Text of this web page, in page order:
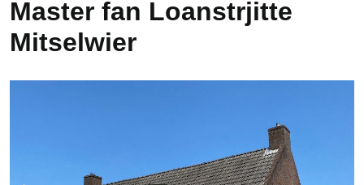
Master fan Loanstrjitte
Mitselwier